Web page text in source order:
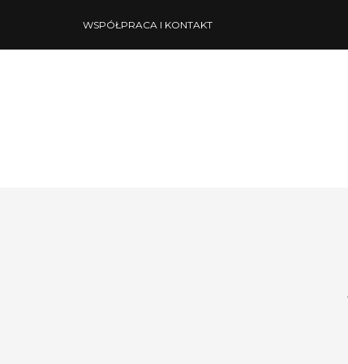
WSPÓŁPRACA I KONTAKT